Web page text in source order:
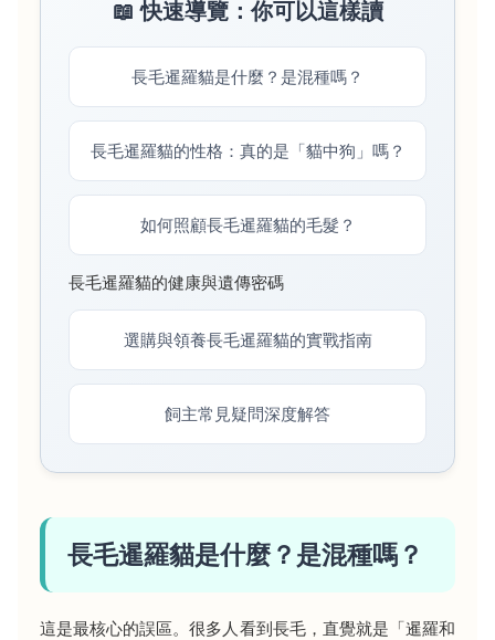
📖 快速導覽：你可以這樣讀
長毛暹羅貓是什麼？是混種嗎？
長毛暹羅貓的性格：真的是「貓中狗」嗎？
如何照顧長毛暹羅貓的毛髮？
長毛暹羅貓的健康與遺傳密碼
選購與領養長毛暹羅貓的實戰指南
飼主常見疑問深度解答
長毛暹羅貓是什麼？是混種嗎？
這是最核心的誤區。很多人看到長毛，直覺就是「暹羅和